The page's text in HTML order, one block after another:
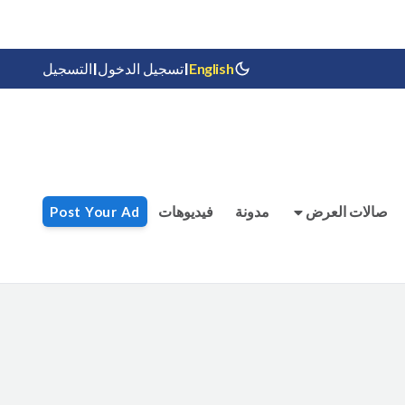
English
|تسجيل الدخول|التسجيل
صالات العرض مدونة فيديوهات Post Your Ad